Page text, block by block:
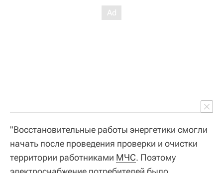
"Восстановительные работы энергетики смогли
начать после проведения проверки и очистки
территории работниками МЧС. Поэтому